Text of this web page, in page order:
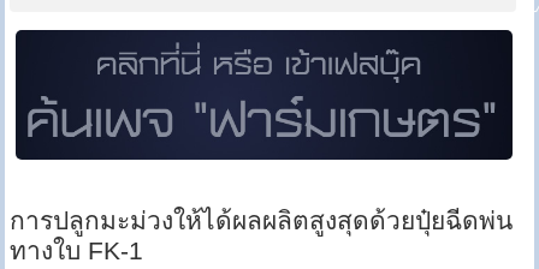
การปลูกมะม่วงให้ได้ผลผลิตสูงสุดด้วยปุ๋ยฉีดพ่น
ทางใบ FK-1